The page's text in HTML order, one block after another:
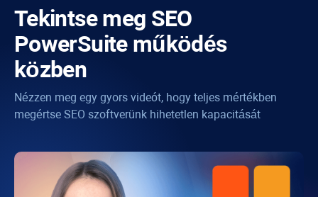
Tekintse meg SEO
PowerSuiteműködés
közben
Nézzen meg egy gyors videót, hogy teljes mértékben
megértse SEO szoftverünk hihetetlen kapacitását